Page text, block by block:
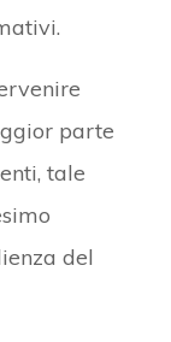
parte
tale
del